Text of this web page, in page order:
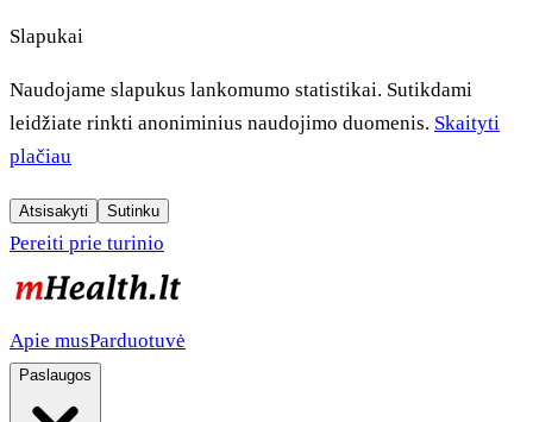
Slapukai
Naudojame slapukus lankomumo statistikai. Sutikdami
leidžiate rinkti anoniminius naudojimo duomenis. Skaityti
plačiau
Atsisakyti Sutinku
Pereiti prie turinio
Apie musParduotuvė
Paslaugos